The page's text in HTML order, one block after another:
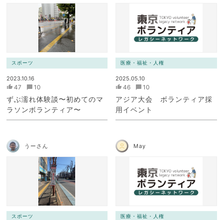
スポーツ
2023.10.16
47 10
ずぶ濡れ体験談〜初めてのマ
ラソンボランティア〜
医療・福祉・人権
2025.05.10
46 10
アジア大会 ボランティア採
用イベント
うーさん
スポーツ
May
医療・福祉・人権